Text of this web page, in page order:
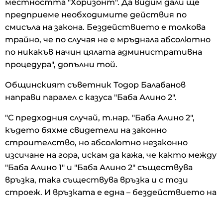
местността "Хоризонт". Да видим дали ще
предприеме необходимите действия по
смисъла на закона. Бездействието е толкова
трайно, че по случая не е мръднала абсолютно
по никакъв начин цялата административна
процедура", допълни той.
Общинският съветник Тодор Балабанов
направи паралел с казуса "Баба Алино 2".
"С предходния случай, т.нар. "Баба Алино 2",
където бяхме свидетели на законно
строителство, но абсолютно незаконно
изсичане на гора, искам да кажа, че както между
"Баба Алино 1" и "Баба Алино 2" съществува
връзка, така съществува връзка и с този
строеж. И връзката е една – бездействието на